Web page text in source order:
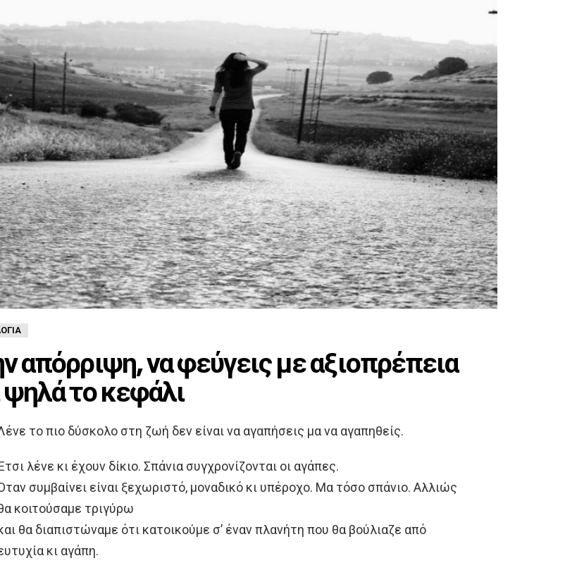
απόρριψη, να φεύγεις με αξιοπρέπεια
ψηλά το κεφάλι
το πιο δύσκολο στη ζωή δεν είναι να αγαπήσεις μα να αγαπηθείς.
λένε κι έχουν δίκιο. Σπάνια συγχρονίζονται οι αγάπες.
συμβαίνει είναι ξεχωριστό, μοναδικό κι υπέροχο. Μα τόσο σπάνιο. Αλλιώς
κοιτούσαμε τριγύρω
θα διαπιστώναμε ότι κατοικούμε σ’ έναν πλανήτη που θα βούλιαζε από
κι αγάπη.